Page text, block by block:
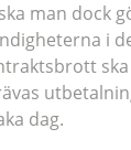
man dock
i
dag.